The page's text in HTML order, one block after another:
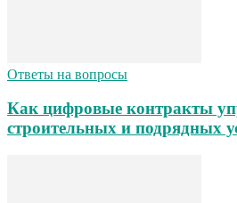
Ответы на вопросы
Как цифровые контракты
строительных и подрядных